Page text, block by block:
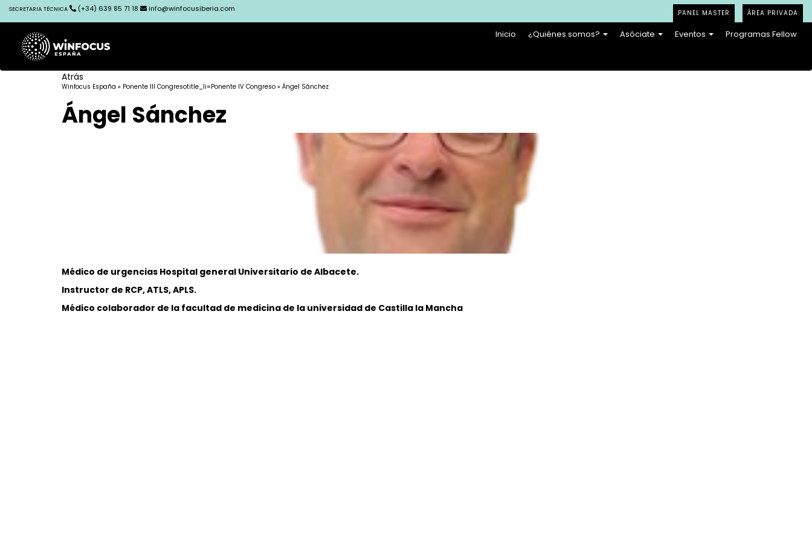
SECRETARIA TÉCNICA (+34) 639 85 71 18 info@winfocusiberia.com PANEL MASTER ÁREA PRIVADA
Inicio ¿Quiénes somos? Asóciate Eventos Programas Fellow
Atrás
Winfocus España » Ponente III Congresotitle_li=Ponente IV Congreso » Ángel Sánchez
Ángel Sánchez
Médico de urgencias Hospital general Universitario de Albacete.
Instructor de RCP, ATLS, APLS.
Médico colaborador de la facultad de medicina de la universidad de Castilla la Mancha